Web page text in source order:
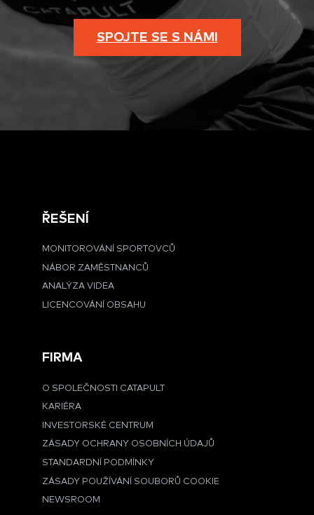
SPOJTE SE S NÁMI
ŘEŠENÍ
MONITOROVÁNÍ SPORTOVCŮ
NÁBOR ZAMĚSTNANCŮ
ANALÝZA VIDEA
LICENCOVÁNÍ OBSAHU
FIRMA
O SPOLEČNOSTI CATAPULT
KARIÉRA
INVESTORSKÉ CENTRUM
ZÁSADY OCHRANY OSOBNÍCH ÚDAJŮ
STANDARDNÍ PODMÍNKY
ZÁSADY POUŽÍVÁNÍ SOUBORŮ COOKIE
NEWSROOM